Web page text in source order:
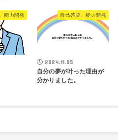
能力開発 自己啓発、能力開発
2024.11.05
自分の夢が叶った理由が
分かりました。